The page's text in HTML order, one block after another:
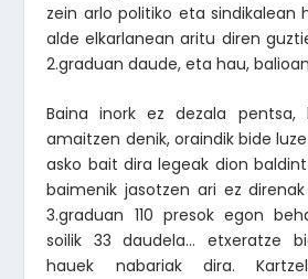
zein arlo politiko eta sindikalean
alde elkarlanean aritu diren
2.graduan daude, eta hau,
Baina inork ez dezala
amaitzen denik, oraindik bide
asko bait dira legeak dion
baimenik jasotzen ari ez
3.graduan 110 presok egon
soilik 33 daudela… etxeratze
hauek nabariak dira.